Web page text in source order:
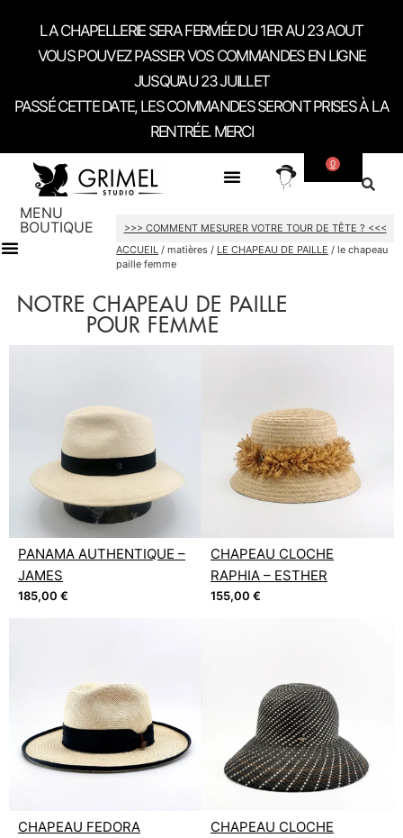
LA CHAPELLERIE SERA FERMÉE DU 1ER AU 23 AOUT
VOUS POUVEZ PASSER VOS COMMANDES EN LIGNE
JUSQU’AU 23 JUILLET
PASSÉ CETTE DATE, LES COMMANDES SERONT PRISES À LA
RENTRÉE. MERCI
0
MENU
BOUTIQUE
>>> COMMENT MESURER VOTRE TOUR DE TÊTE ? <<<
ACCUEIL / matières / LE CHAPEAU DE PAILLE / le chapeau
paille femme
NOTRE CHAPEAU DE PAILLE
POUR FEMME
PANAMA AUTHENTIQUE –
JAMES
185,00 €
CHAPEAU CLOCHE
RAPHIA – ESTHER
155,00 €
CHAPEAU FEDORA
CHAPEAU CLOCHE